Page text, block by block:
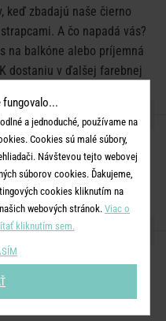
keď zbadajú naše čierno
A čo napadá vás?
na balkóne alebo príjemná
dostaniu v ďalšej farebnej
cm, V 1,5 cm
rafia
fungovalo...
a jednoduché, používame na
Cookies sú malé súbory,
Návštevou tejto webovej
súborov cookies. Ďakujeme,
cookies kliknutím na
webových stránok. Viac o
kliknutím sem.